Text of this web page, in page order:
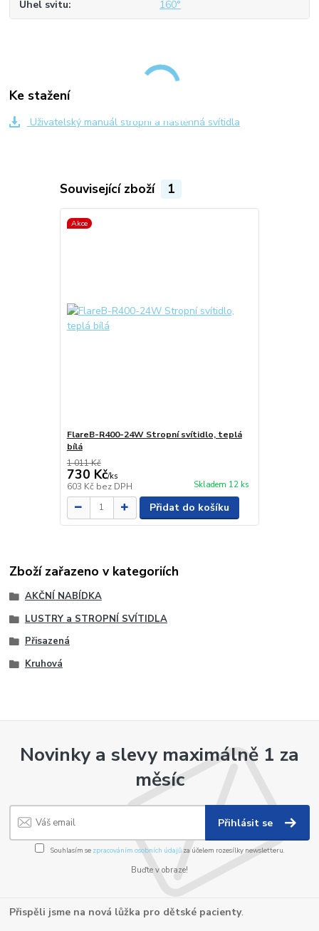
Úhel svitu 160°
Ke stažení
Uživatelský manuál stropní a nástěnná svítidla
Související zboží 1
Akce
FlareB-R400-24W Stropní svítidlo, teplá
bílá
1 011 Kč
730 Kč/ks
603 Kč bez DPH Skladem 12 ks
Přidat do košíku
Zboží zařazeno v kategoriích
AKČNÍ NABÍDKA
LUSTRY a STROPNÍ SVÍTIDLA
Přisazená
Kruhová
Novinky a slevy maximálně 1 za
měsíc
Přihlásit se
Souhlasím se zpracováním osobních údajůza účelem rozesílky newsletteru.
Buďte v obraze!
Přispěli jsme na nová lůžka pro dětské pacienty.